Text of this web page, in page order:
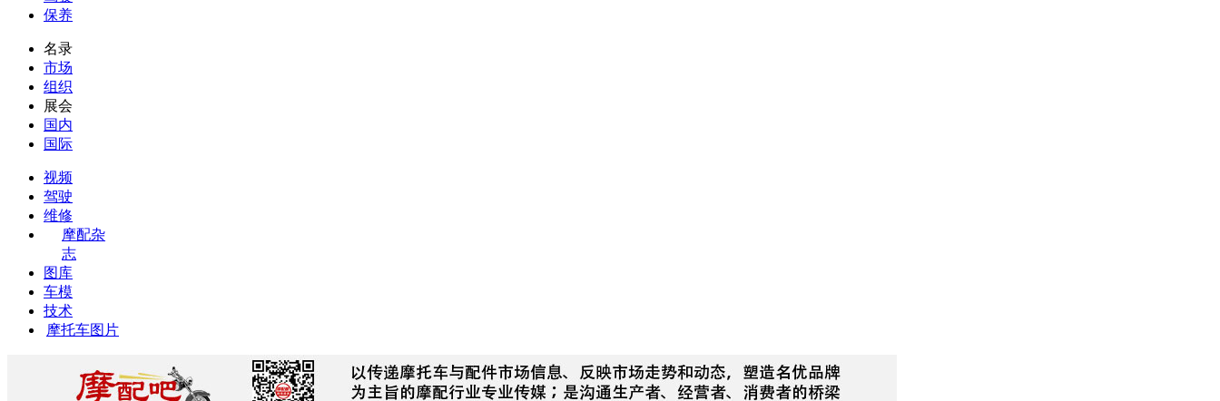
保养
名录
市场
组织
展会
国内
国际
视频
驾驶
维修
摩配杂
志
图库
车模
技术
摩托车图片